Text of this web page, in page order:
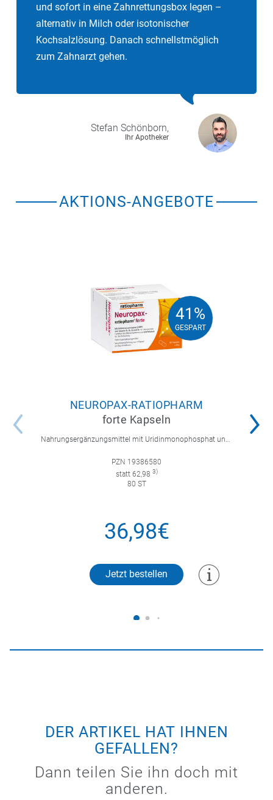
und sofort in eine Zahnrettungsbox legen –
alternativ in Milch oder isotonischer
Kochsalzlösung. Danach schnellstmöglich
zum Zahnarzt gehen.
Stefan Schönborn,
Ihr Apotheker
AKTIONS-ANGEBOTE
41%
GESPART
41%
GESPART
NEUROPAX-RATIOPHARM
forte Kapseln
Nahrungsergänzungsmittel mit Uridinmonophosphat und B-Vitaminen zur Unterstützung der Nervenregeneration.
PZN 19386580
statt 62,98 3)
80 ST
36,98€
Jetzt bestellen
DER ARTIKEL HAT IHNEN
GEFALLEN?
Dann teilen Sie ihn doch mit
anderen.